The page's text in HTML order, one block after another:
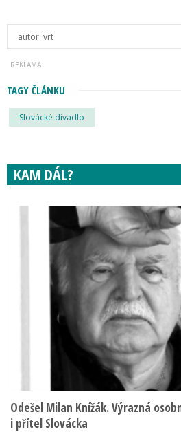
autor: vrt
TAGY ČLÁNKU
Slovácké divadlo
KAM DÁL?
Odešel Milan Knížák. Výrazná
i přítel Slovácka